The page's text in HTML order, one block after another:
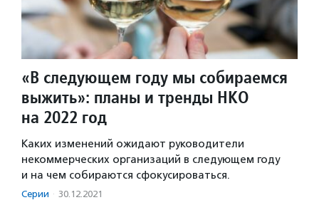
«В следующем году мы собираемся
выжить»: планы и тренды НКО
на 2022 год
Каких изменений ожидают руководители
некоммерческих организаций в следующем году
и на чем собираются сфокусироваться.
Серии · 30.12.2021